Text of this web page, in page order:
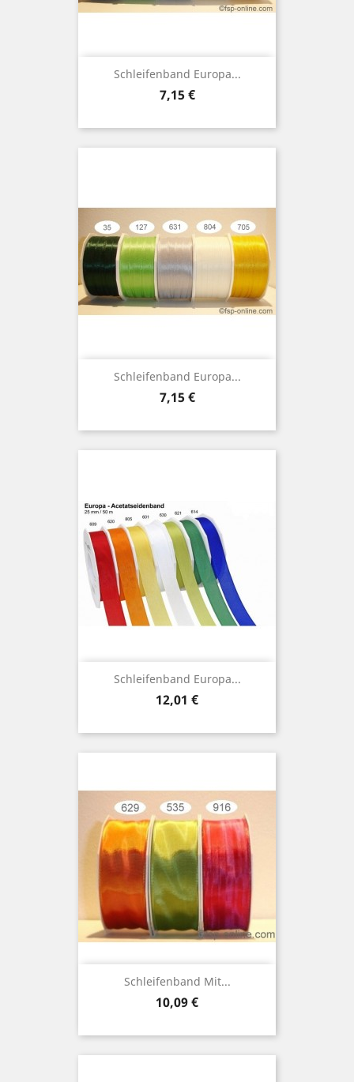
Schleifenband Europa...
Preis
7,15 €
Schleifenband Europa...
Preis
7,15 €
Schleifenband Europa...
Preis
12,01 €
Schleifenband Mit...
Preis
10,09 €